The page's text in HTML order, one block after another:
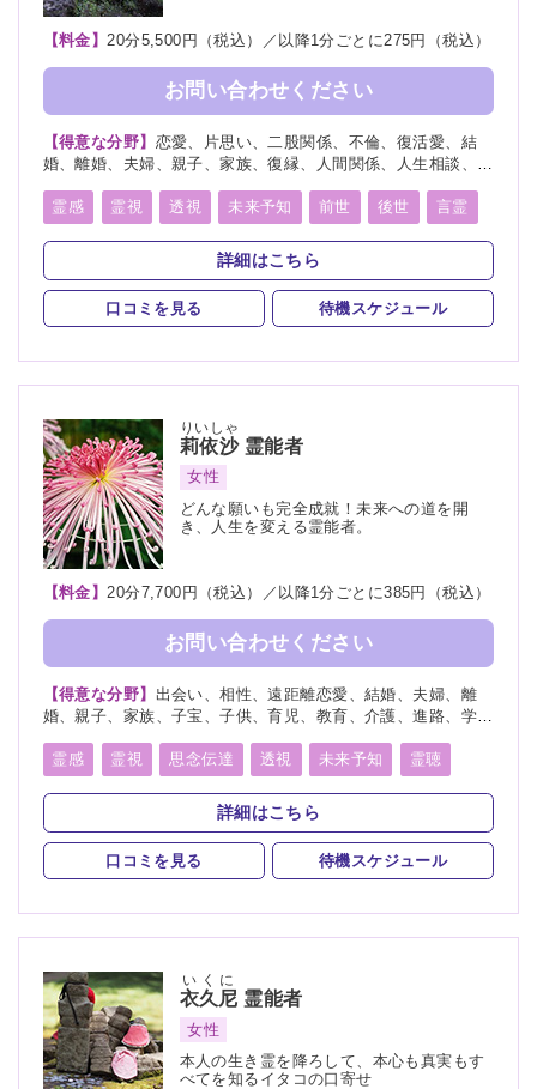
【料金】 20分5,500円（税込）／以降1分ごとに275円（税込）
お問い合わせください
【得意な分野】 恋愛、片思い、二股関係、不倫、復活愛、結
婚、離婚、夫婦、親子、家族、復縁、人間関係、人生相談、出
康、金運、仕事、引越し、開運、教育、過去、浮気、総合運、
運勢、命名、改名
霊感 霊視 透視 未来予知 前世 後世 言霊
守護霊 背後霊 波動修正 霊符
スピリチュアルカウンセリング
詳細はこちら
口コミを見る 待機スケジュール
莉依沙
りいしゃ
霊能者
女性
どんな願いも完全成就！未来への道を開
き、人生を変える霊能者。
【料金】 20分7,700円（税込）／以降1分ごとに385円（税込）
お問い合わせください
【得意な分野】 出会い、相性、遠距離恋愛、結婚、夫婦、離
婚、親子、家族、子宝、子供、育児、教育、介護、進路、学
談、健康、金運、引越し、開運、故人、生霊、相手の気持ち、
未来、将来、運勢、心霊相談、心霊写真、命名、改名、ペッ
ト、霊障
霊感 霊視 思念伝達 透視 未来予知 霊聴
霊査 霊符 霊眼 前世 後世 来世 神通力
守護霊 背後霊 死者霊の降霊 イタコ口寄せ
霊媒(憑依) チャネリング オーラリーディング
スピリチュアルカウンセリング チャクラ 千里眼
詳細はこちら
口コミを見る 待機スケジュール
衣久尼
いくに
霊能者
女性
本人の生き霊を降ろして、本心も真実もす
べてを知るイタコの口寄せ